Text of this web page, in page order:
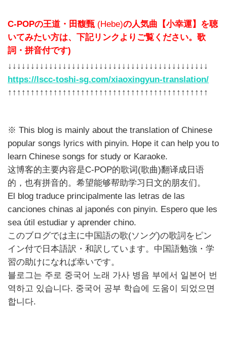
C-POPの王道・田馥甄(Hebe)の人気曲【小幸運】を聴
いてみたい方は、下記リンクよりご覧ください。歌
詞・拼音付です)
↓↓↓↓↓↓↓↓↓↓↓↓↓↓↓↓↓↓↓↓↓↓↓↓↓↓↓↓↓↓↓↓↓↓↓↓↓↓↓↓↓↓↓↓
https://lscc-toshi-sg.com/xiaoxingyun-translation/
↑↑↑↑↑↑↑↑↑↑↑↑↑↑↑↑↑↑↑↑↑↑↑↑↑↑↑↑↑↑↑↑↑↑↑↑↑↑↑↑↑↑↑↑
※ This blog is mainly about the translation of Chinese
popular songs lyrics with pinyin. Hope it can help you to
learn Chinese songs for study or Karaoke.
这博客的主要内容是C-POP的歌词(歌曲)翻译成日语
的，也有拼音的。希望能够帮助学习日文的朋友们。
El blog traduce principalmente las letras de las
canciones chinas al japonés con pinyin. Espero que les
sea útil estudiar y aprender chino.
このブログでは主に中国語の歌(ソング)の歌詞をピン
イン付で日本語訳・和訳しています。中国語勉強・学
習の助けになれば幸いです。
블로그는 주로 중국어 노래 가사 병음 부에서 일본어 번
역하고 있습니다. 중국어 공부 학습에 도움이 되었으면
합니다.